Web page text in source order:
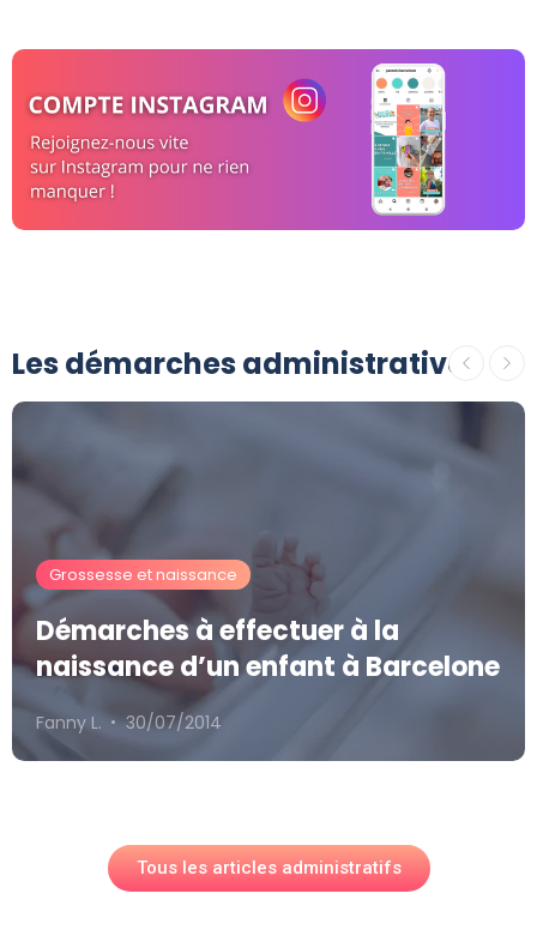
Les démarches administratives
Grossesse et naissance
Démarches à effectuer à la
naissance d’un enfant à Barcelone
Fanny L. 30/07/2014
Tous les articles administratifs